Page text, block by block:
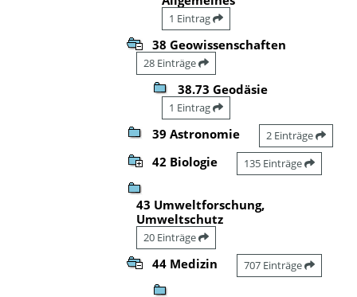
1 Eintrag
38 Geowissenschaften
28 Einträge
38.73 Geodäsie
1 Eintrag
39 Astronomie 2 Einträge
42 Biologie 135 Einträge
43 Umweltforschung,
Umweltschutz
20 Einträge
44 Medizin 707 Einträge